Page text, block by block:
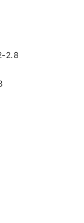
こと」ではなく「
い出になるよう、
まも大歓迎です☺️
たての赤ちゃんら
グラファーによる
2.8